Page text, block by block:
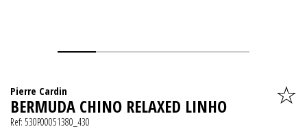
Pierre Cardin
BERMUDA CHINO RELAXED LINHO
Ref: 530P00051380_430